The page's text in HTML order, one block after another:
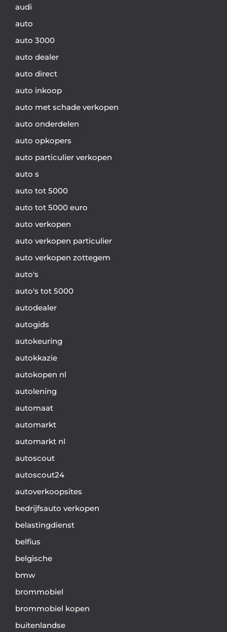
audi
auto
auto 3000
auto dealer
auto direct
auto inkoop
auto met schade verkopen
auto onderdelen
auto opkopers
auto particulier verkopen
auto s
auto tot 5000
auto tot 5000 euro
auto verkopen
auto verkopen particulier
auto verkopen zottegem
auto's
auto's tot 5000
autodealer
autogids
autokeuring
autokkazie
autokopen nl
autolening
automaat
automarkt
automarkt nl
autoscout
autoscout24
autoverkoopsites
bedrijfsauto verkopen
belastingdienst
belfius
belgische
bmw
brommobiel
brommobiel kopen
buitenlandse